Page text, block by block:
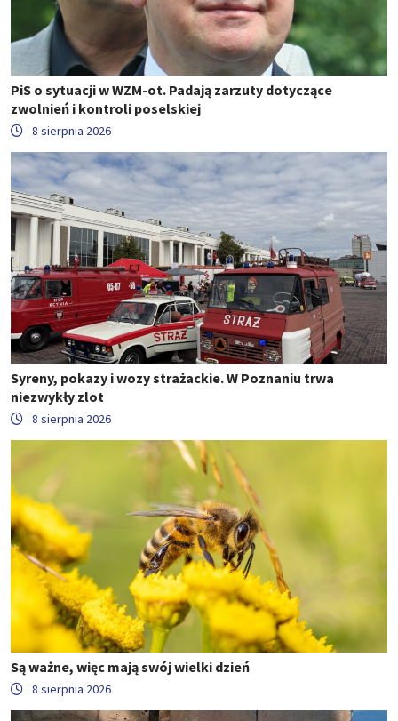
PiS o sytuacji w WZM-ot. Padają zarzuty dotyczące
zwolnień i kontroli poselskiej
8 sierpnia 2026
Syreny, pokazy i wozy strażackie. W Poznaniu trwa
niezwykły zlot
8 sierpnia 2026
Są ważne, więc mają swój wielki dzień
8 sierpnia 2026